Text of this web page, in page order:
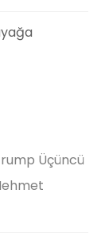
Üçüncü